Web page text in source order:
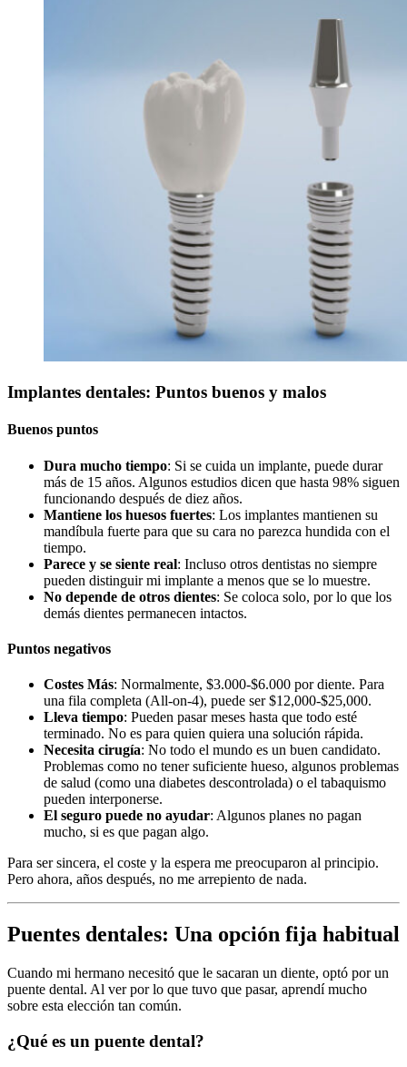
Implantes dentales: Puntos buenos y malos
Buenos puntos
Dura mucho tiempo: Si se cuida un implante, puede durar
más de 15 años. Algunos estudios dicen que hasta 98% siguen
funcionando después de diez años.
Mantiene los huesos fuertes: Los implantes mantienen su
mandíbula fuerte para que su cara no parezca hundida con el
tiempo.
Parece y se siente real: Incluso otros dentistas no siempre
pueden distinguir mi implante a menos que se lo muestre.
No depende de otros dientes: Se coloca solo, por lo que los
demás dientes permanecen intactos.
Puntos negativos
Costes Más: Normalmente, $3.000-$6.000 por diente. Para
una fila completa (All-on-4), puede ser $12,000-$25,000.
Lleva tiempo: Pueden pasar meses hasta que todo esté
terminado. No es para quien quiera una solución rápida.
Necesita cirugía: No todo el mundo es un buen candidato.
Problemas como no tener suficiente hueso, algunos problemas
de salud (como una diabetes descontrolada) o el tabaquismo
pueden interponerse.
El seguro puede no ayudar: Algunos planes no pagan
mucho, si es que pagan algo.
Para ser sincera, el coste y la espera me preocuparon al principio.
Pero ahora, años después, no me arrepiento de nada.
Puentes dentales: Una opción fija habitual
Cuando mi hermano necesitó que le sacaran un diente, optó por un
puente dental. Al ver por lo que tuvo que pasar, aprendí mucho
sobre esta elección tan común.
¿Qué es un puente dental?